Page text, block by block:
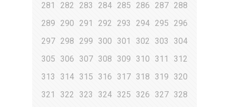
281
282 283 284 285 286 287 288
289 290 291 292 293 294 295 296
297 298 299 300 301 302 303
304
305
306 307 308 309 310 311
312
313
314 315 316 317 318 319
320
321
322 323 324 325 326 327 328